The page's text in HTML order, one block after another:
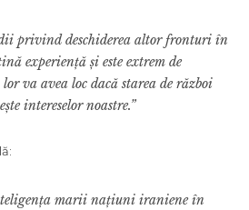
privind deschiderea altor fronturi în
experiență și este extrem de
va avea loc dacă starea de război
intereselor noastre.”
marii națiuni iraniene în